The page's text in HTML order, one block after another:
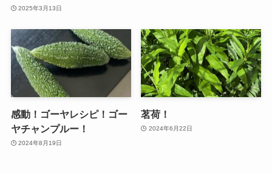
2025年3月13日
感動！ゴーヤレシピ！ゴー
ヤチャンプルー！
2024年8月19日
茗荷！
2024年6月22日